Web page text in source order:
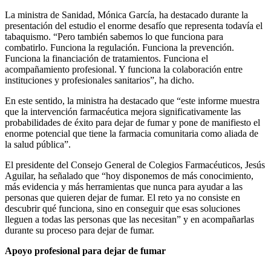
La ministra de Sanidad, Mónica García, ha destacado durante la
presentación del estudio el enorme desafío que representa todavía el
tabaquismo. “Pero también sabemos lo que funciona para
combatirlo. Funciona la regulación. Funciona la prevención.
Funciona la financiación de tratamientos. Funciona el
acompañamiento profesional. Y funciona la colaboración entre
instituciones y profesionales sanitarios”, ha dicho.
En este sentido, la ministra ha destacado que “este informe muestra
que la intervención farmacéutica mejora significativamente las
probabilidades de éxito para dejar de fumar y pone de manifiesto el
enorme potencial que tiene la farmacia comunitaria como aliada de
la salud pública”.
El presidente del Consejo General de Colegios Farmacéuticos, Jesús
Aguilar, ha señalado que “hoy disponemos de más conocimiento,
más evidencia y más herramientas que nunca para ayudar a las
personas que quieren dejar de fumar. El reto ya no consiste en
descubrir qué funciona, sino en conseguir que esas soluciones
lleguen a todas las personas que las necesitan” y en acompañarlas
durante su proceso para dejar de fumar.
Apoyo profesional para dejar de fumar